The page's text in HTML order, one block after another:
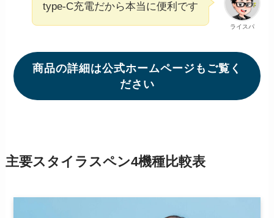
ライスパ
type-C充電だから本当に便利です
商品の詳細は公式ホームページもご覧く
ださい
主要スタイラスペン4機種比較表